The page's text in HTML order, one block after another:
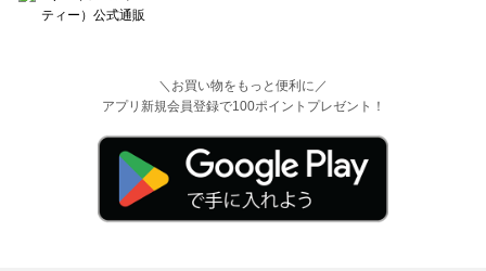
＼お買い物をもっと便利に／
アプリ新規会員登録で100ポイントプレゼント！